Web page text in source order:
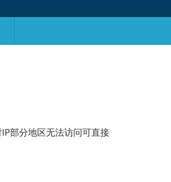
部分地区无法访问可直接